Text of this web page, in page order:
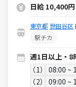
日給 10,400
東京都 世田谷区
駅チカ
週1日以上・8
1
08:00 ~
2 09:00 ~